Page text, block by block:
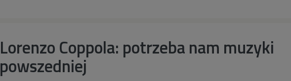
Lorenzo Coppola: potrzeba nam muzyki
powszedniej